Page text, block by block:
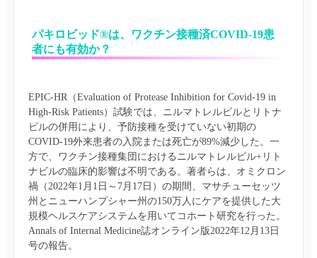
パキロビッド®は、ワクチン接種済COVID-19患
者にも有効か？
EPIC-HR（Evaluation of Protease Inhibition for Covid-19 in
High-Risk Patients）試験では、ニルマトレルビルとリトナ
ビルの併用により、予防接種を受けていない初期の
COVID-19外来患者の入院または死亡が89%減少した。一
方で、ワクチン接種集団におけるニルマトレルビル+リト
ナビルの臨床的影響は不明である。著者らは、オミクロン
禍（2022年1月1日～7月17日）の期間、マサチューセッツ
州とニューハンプシャー州の150万人にケアを提供した大
規模ヘルスケアシステムを用いてコホート研究を行った。
Annals of Internal Medicine誌オンライン版2022年12月13日